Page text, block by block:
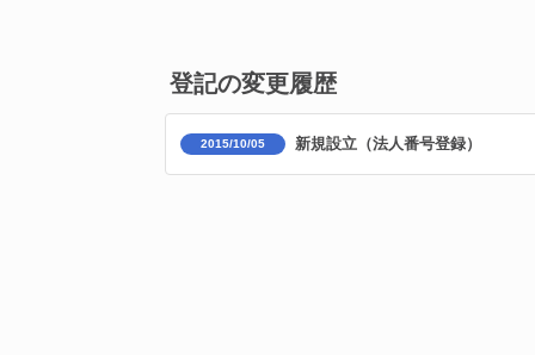
登記の変更履歴
2015/10/05 新規設立（法人番号登録）